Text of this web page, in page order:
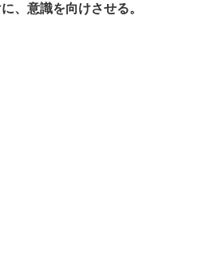
、意識を向けさせる。